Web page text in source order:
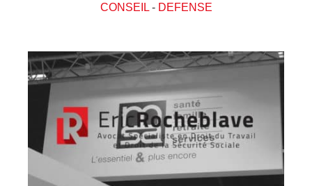
CONSEIL- DEFENSE